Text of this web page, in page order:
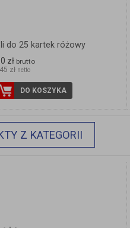
do 25 kartek różowy
zł brutto
zł netto
DO KOSZYKA
Z KATEGORII